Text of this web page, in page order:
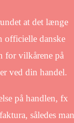
at det længe
officielle danske
for vilkårene på
ved din handel.
på handlen, fx
således man